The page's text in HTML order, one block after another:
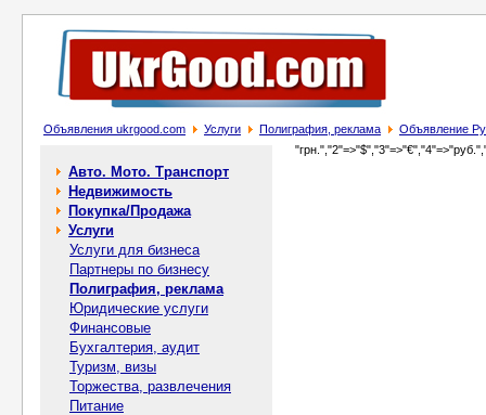
Объявления ukrgood.com Услуги Полиграфия, реклама Объявление
Авто. Мото. Транспорт
Недвижимость
Покупка/Продажа
Услуги
Услуги для бизнеса
Партнеры по бизнесу
Полиграфия, реклама
Юридические услуги
Финансовые
Бухгалтерия, аудит
Туризм, визы
Торжества, развлечения
Питание